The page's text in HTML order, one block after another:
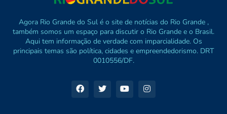
Agora Rio Grande do Sul é o site de notícias do Rio Grande ,
também somos um espaço para discutir o Rio Grande e o Brasil.
Aqui tem informação de verdade com imparcialidade. Os
principais temas são política, cidades e empreendedorismo. DRT
0010556/DF.